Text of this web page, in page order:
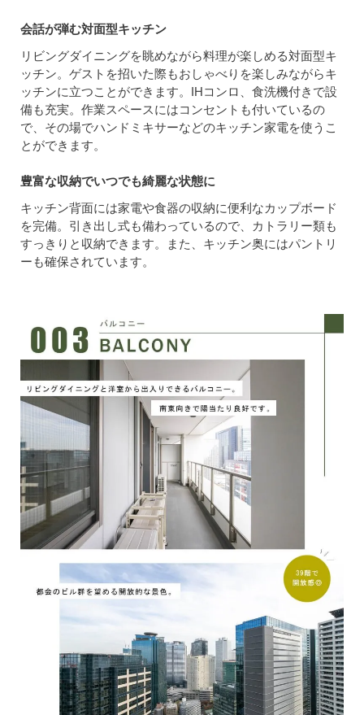
会話が弾む対面型キッチン
リビングダイニングを眺めながら料理が楽しめる対面型キ
ッチン。ゲストを招いた際もおしゃべりを楽しみながらキ
ッチンに立つことができます。IHコンロ、食洗機付きで設
備も充実。作業スペースにはコンセントも付いているの
で、その場でハンドミキサーなどのキッチン家電を使うこ
とができます。
豊富な収納でいつでも綺麗な状態に
キッチン背面には家電や食器の収納に便利なカップボード
を完備。引き出し式も備わっているので、カトラリー類も
すっきりと収納できます。また、キッチン奥にはパントリ
ーも確保されています。